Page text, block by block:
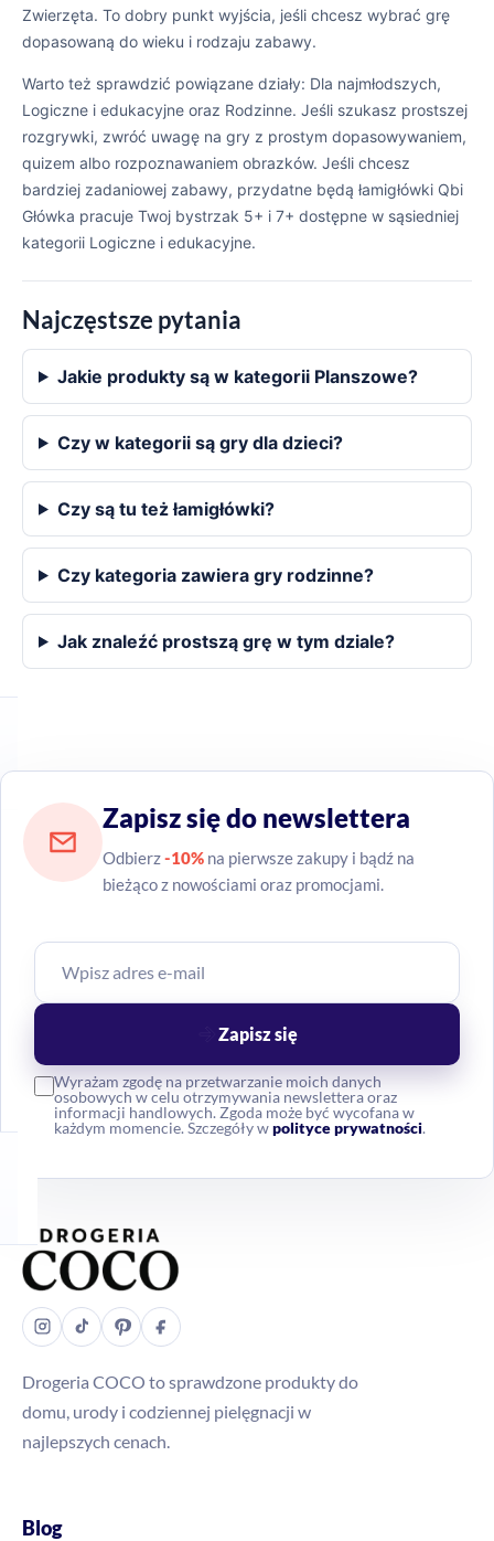
Zwierzęta. To dobry punkt wyjścia, jeśli chcesz wybrać grę
dopasowaną do wieku i rodzaju zabawy.
Warto też sprawdzić powiązane działy: Dla najmłodszych,
Logiczne i edukacyjne oraz Rodzinne. Jeśli szukasz prostszej
rozgrywki, zwróć uwagę na gry z prostym dopasowywaniem,
quizem albo rozpoznawaniem obrazków. Jeśli chcesz
bardziej zadaniowej zabawy, przydatne będą łamigłówki Qbi
Główka pracuje Twoj bystrzak 5+ i 7+ dostępne w sąsiedniej
kategorii Logiczne i edukacyjne.
Najczęstsze pytania
Jakie produkty są w kategorii Planszowe?
Czy w kategorii są gry dla dzieci?
Czy są tu też łamigłówki?
Czy kategoria zawiera gry rodzinne?
Jak znaleźć prostszą grę w tym dziale?
Zapisz się do newslettera
Odbierz-10% na pierwsze zakupy i bądź na
bieżąco z nowościami oraz promocjami.
Wyrażam zgodę na przetwarzanie moich danych
osobowych w celu otrzymywania newslettera oraz
informacji handlowych. Zgoda może być wycofana w
każdym momencie. Szczegóły wpolityce prywatności.
Zapisz się
Drogeria COCO to sprawdzone produkty do
domu, urody i codziennej pielęgnacji w
najlepszych cenach.
Blog